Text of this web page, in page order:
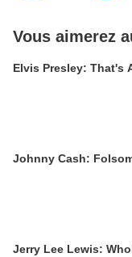
Vous aimerez
Elvis Presley: That's
Johnny Cash:
Jerry Lee Lewis: